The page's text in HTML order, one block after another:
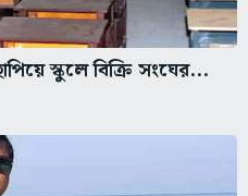
স্কুলে বিক্রি সংঘের...